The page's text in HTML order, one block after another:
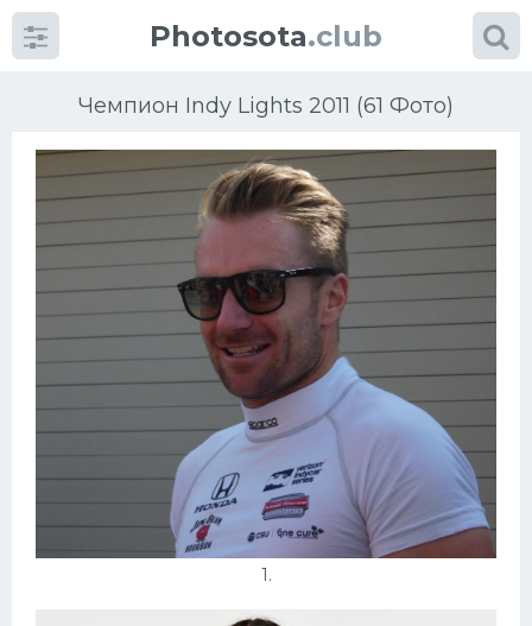
Photosota.club
Чемпион Indy Lights 2011 (61 Фото)
1.
КатегорииФото
Много картинок...
Велогонки